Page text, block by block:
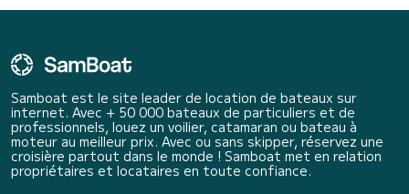
Samboat est le site leader de location de bateaux sur
internet. Avec + 50 000 bateaux de particuliers et de
professionnels, louez un voilier, catamaran ou bateau à
moteur au meilleur prix. Avec ou sans skipper, réservez une
croisière partout dans le monde ! Samboat met en relation
propriétaires et locataires en toute confiance.